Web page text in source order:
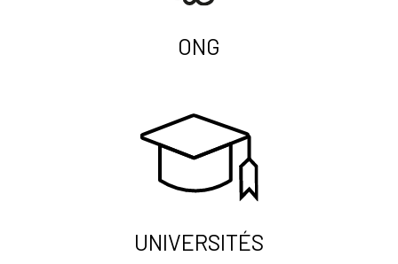
ONG
UNIVERSITÉS